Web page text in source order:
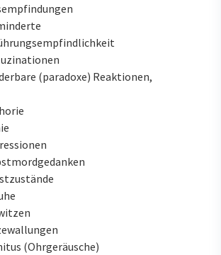
(paradoxe) Reaktionen,
(Ohrgeräusche)